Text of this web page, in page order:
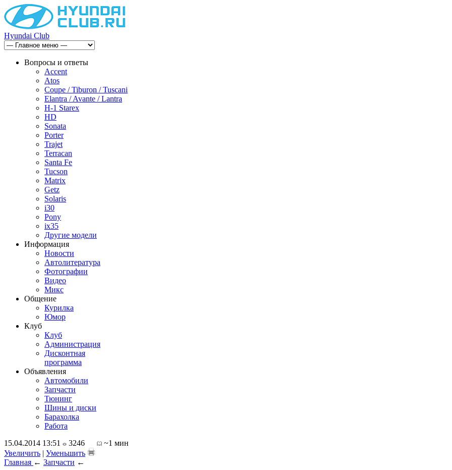
Hyundai Club
Вопросы и ответы
Accent
Atos
Coupe / Tiburon / Tuscani
Elantra / Avante / Lantra
H-1 Starex
HD
Sonata
Porter
Trajet
Terracan
Santa Fe
Tucson
Matrix
Getz
Solaris
i30
Pony
ix35
Другие модели
Информация
Новости
Автолитература
Фотографии
Видео
Микс
Общение
Курилка
Юмор
Клуб
Клуб
Администрация
Дисконтная
программа
Объявления
Автомобили
Запчасти
Тюнинг
Шины и диски
Барахолка
Работа
15.04.2014 13:51
3246
~1 мин
Увеличить | Уменьшить
Главная ← Запчасти ←